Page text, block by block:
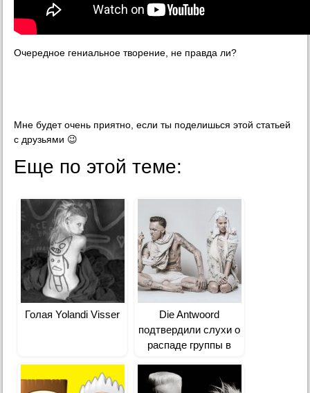
Очередное гениальное творение, не правда ли?
Мне будет очень приятно, если ты поделишься этой статьей
с друзьями 😉
Еще по этой теме:
Голая Yolandi Visser
Die Antwoord
подтвердили слухи о
распаде группы в
Antwoord Dies on That